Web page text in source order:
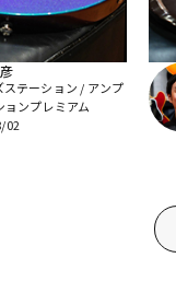
ステーション / アンプ
ョンプレミアム
02